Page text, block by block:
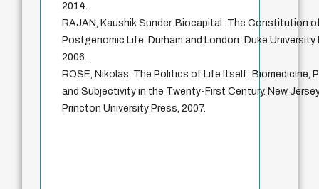
2014.
RAJAN, Kaushik Sunder. Biocapital: The Constitution
Postgenomic Life. Durham and London: Duke University
2006.
ROSE, Nikolas. The Politics of Life Itself: Biomedicine,
and Subjectivity in the Twenty-First Century. New
Princton University Press, 2007.